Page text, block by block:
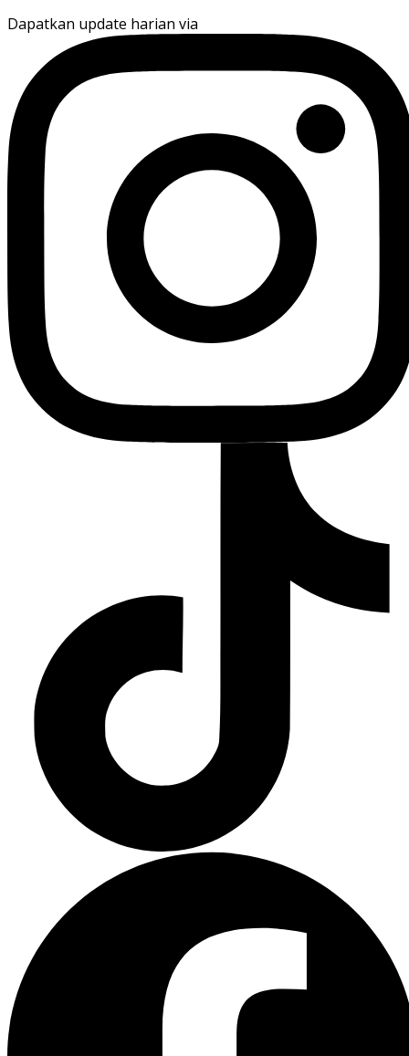
Dapatkan update harian via